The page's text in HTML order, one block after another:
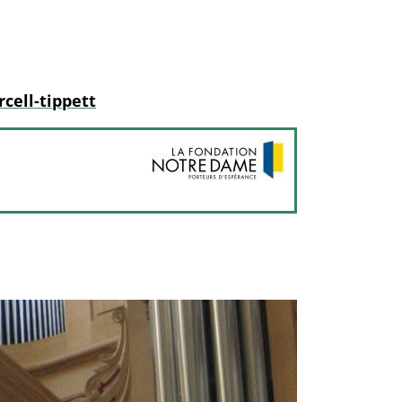
tippett